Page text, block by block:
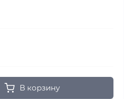
В корзину